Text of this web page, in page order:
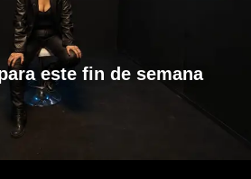
este fin de semana